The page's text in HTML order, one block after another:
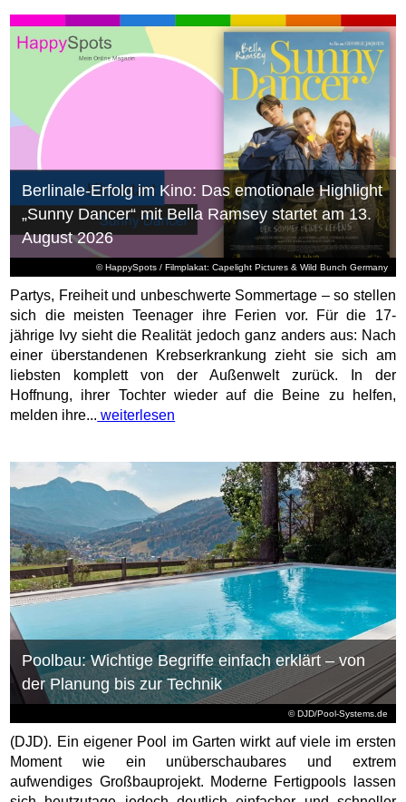
© HappySpots / Filmplakat: Capelight Pictures & Wild Bunch Germany
Berlinale-Erfolg im Kino: Das emotionale Highlight
„Sunny Dancer“ mit Bella Ramsey startet am 13.
August 2026
Partys, Freiheit und unbeschwerte Sommertage – so stellen
sich die meisten Teenager ihre Ferien vor. Für die 17-
jährige Ivy sieht die Realität jedoch ganz anders aus: Nach
einer überstandenen Krebserkrankung zieht sie sich am
liebsten komplett von der Außenwelt zurück. In der
Hoffnung, ihrer Tochter wieder auf die Beine zu helfen,
melden ihre... weiterlesen
© DJD/Pool-Systems.de
Poolbau: Wichtige Begriffe einfach erklärt – von
der Planung bis zur Technik
(DJD). Ein eigener Pool im Garten wirkt auf viele im ersten
Moment wie ein unüberschaubares und extrem
aufwendiges Großbauprojekt. Moderne Fertigpools lassen